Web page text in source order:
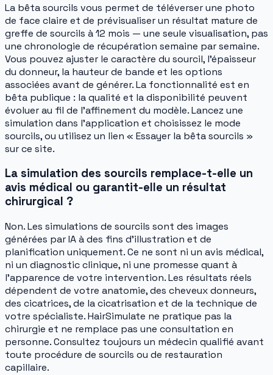
La bêta sourcils vous permet de téléverser une photo
de face claire et de prévisualiser un résultat mature de
greffe de sourcils à 12 mois — une seule visualisation, pas
une chronologie de récupération semaine par semaine.
Vous pouvez ajuster le caractère du sourcil, l'épaisseur
du donneur, la hauteur de bande et les options
associées avant de générer. La fonctionnalité est en
bêta publique : la qualité et la disponibilité peuvent
évoluer au fil de l'affinement du modèle. Lancez une
simulation dans l'application et choisissez le mode
sourcils, ou utilisez un lien « Essayer la bêta sourcils »
sur ce site.
La simulation des sourcils remplace-t-elle un
avis médical ou garantit-elle un résultat
chirurgical ?
Non. Les simulations de sourcils sont des images
générées par IA à des fins d'illustration et de
planification uniquement. Ce ne sont ni un avis médical,
ni un diagnostic clinique, ni une promesse quant à
l'apparence de votre intervention. Les résultats réels
dépendent de votre anatomie, des cheveux donneurs,
des cicatrices, de la cicatrisation et de la technique de
votre spécialiste. HairSimulate ne pratique pas la
chirurgie et ne remplace pas une consultation en
personne. Consultez toujours un médecin qualifié avant
toute procédure de sourcils ou de restauration
capillaire.